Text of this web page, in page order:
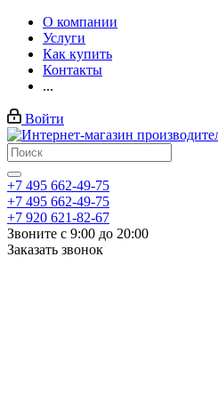
О компании
Услуги
Как купить
Контакты
...
Войти
+7 495 662-49-75
+7 495 662-49-75
+7 920 621-82-67
Звоните с 9:00 до 20:00
Заказать звонок